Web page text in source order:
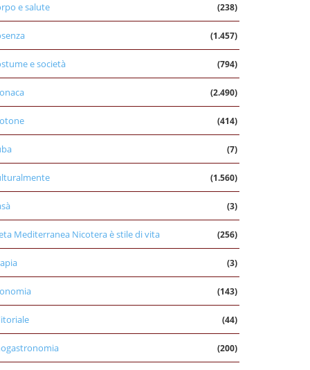
e salute (238)
(1.457)
e società (794)
(2.490)
(414)
(7)
(1.560)
(3)
Mediterranea Nicotera è stile di vita (256)
(3)
(143)
(44)
(200)